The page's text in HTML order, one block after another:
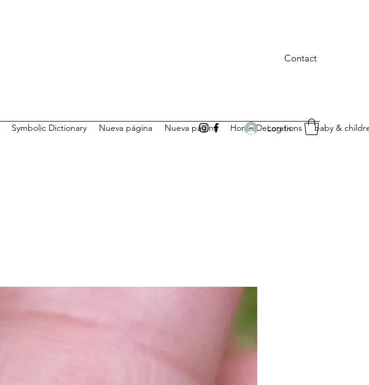
Contact
Symbolic Dictionary Nueva página Nueva página Home Decorations baby &
Log In